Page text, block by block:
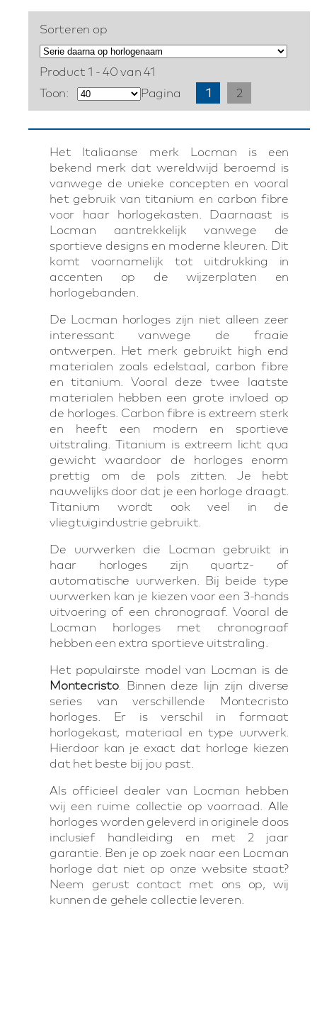
Sorteren op
Product 1 - 40 van 41
Toon:
Pagina 1 2
Het Italiaanse merk Locman is een
bekend merk dat wereldwijd beroemd is
vanwege de unieke concepten en vooral
het gebruik van titanium en carbon fibre
voor haar horlogekasten. Daarnaast is
Locman aantrekkelijk vanwege de
sportieve designs en moderne kleuren. Dit
komt voornamelijk tot uitdrukking in
accenten op de wijzerplaten en
horlogebanden.
De Locman horloges zijn niet alleen zeer
interessant vanwege de fraaie
ontwerpen. Het merk gebruikt high end
materialen zoals edelstaal, carbon fibre
en titanium. Vooral deze twee laatste
materialen hebben een grote invloed op
de horloges. Carbon fibre is extreem sterk
en heeft een modern en sportieve
uitstraling. Titanium is extreem licht qua
gewicht waardoor de horloges enorm
prettig om de pols zitten. Je hebt
nauwelijks door dat je een horloge draagt.
Titanium wordt ook veel in de
vliegtuigindustrie gebruikt.
De uurwerken die Locman gebruikt in
haar horloges zijn quartz- of
automatische uurwerken. Bij beide type
uurwerken kan je kiezen voor een 3-hands
uitvoering of een chronograaf. Vooral de
Locman horloges met chronograaf
hebben een extra sportieve uitstraling.
Het populairste model van Locman is de
Montecristo. Binnen deze lijn zijn diverse
series van verschillende Montecristo
horloges. Er is verschil in formaat
horlogekast, materiaal en type uurwerk.
Hierdoor kan je exact dat horloge kiezen
dat het beste bij jou past.
Als officieel dealer van Locman hebben
wij een ruime collectie op voorraad. Alle
horloges worden geleverd in originele doos
inclusief handleiding en met 2 jaar
garantie. Ben je op zoek naar een Locman
horloge dat niet op onze website staat?
Neem gerust contact met ons op, wij
kunnen de gehele collectie leveren.